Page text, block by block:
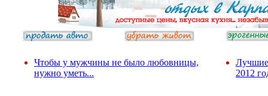
Чтобы у мужчины не было любовницы,
нужно уметь...
Лучшие
2012